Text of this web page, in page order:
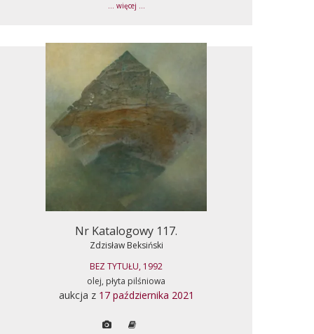
... więcej ...
Nr Katalogowy 117.
Zdzisław Beksiński
BEZ TYTUŁU, 1992
olej, płyta pilśniowa
aukcja z 17 października 2021